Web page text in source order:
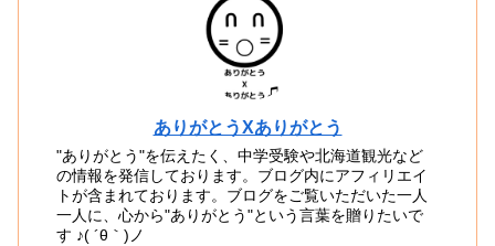
ありがとうXありがとう
"ありがとう"を伝えたく、中学受験や北海道観光など
の情報を発信しております。ブログ内にアフィリエイ
トが含まれております。ブログをご覧いただいた一人
一人に、心から"ありがとう"という言葉を贈りたいで
す ♪( ´θ｀)ノ